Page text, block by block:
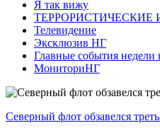
Я так вижу
Телевидение
Эксклюзив НГ
Главные события
МониториНГ
Северный флот обзавелся